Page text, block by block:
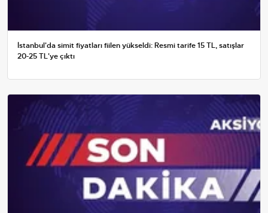
İstanbul'da simit fiyatları fiilen yükseldi: Resmi tarife 15 TL, satışlar
20-25 TL'ye çıktı